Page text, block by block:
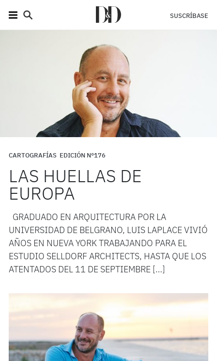
SUSCRÍBASE
CARTOGRAFÍAS EDICIÓN N°176
LAS HUELLAS DE
EUROPA
GRADUADO EN ARQUITECTURA POR LA
UNIVERSIDAD DE BELGRANO, LUIS LAPLACE VIVIÓ
AÑOS EN NUEVA YORK TRABAJANDO PARA EL
ESTUDIO SELLDORF ARCHITECTS, HASTA QUE LOS
ATENTADOS DEL 11 DE SEPTIEMBRE […]